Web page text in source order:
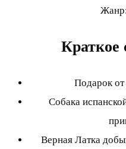
Краткое
Подарок
Собака
Верная Латка